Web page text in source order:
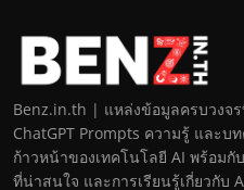
Benz.in.th | แหล่งข้อมูลครบวงจ
ChatGPT Prompts ความรู้ และบ
ก้าวหน้าของเทคโนโลยี AI พร้อม
ที่น่าสนใจ และการเรียนรู้เกี่ยวกับ